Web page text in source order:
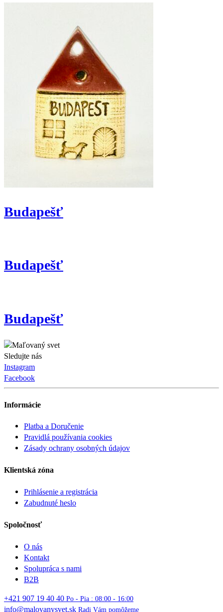
Budapešť
Budapešť
Budapešť
Sledujte nás
Instagram
Facebook
Informácie
Platba a Doručenie
Pravidlá používania cookies
Zásady ochrany osobných údajov
Klientská zóna
Prihlásenie a registrácia
Zabudnuté heslo
Spoločnosť
O nás
Kontakt
Spolupráca s nami
B2B
+421 907 19 40 40 Po - Pia : 08:00 - 16:00
info@malovanysvet.sk Radi Vám pomôžeme